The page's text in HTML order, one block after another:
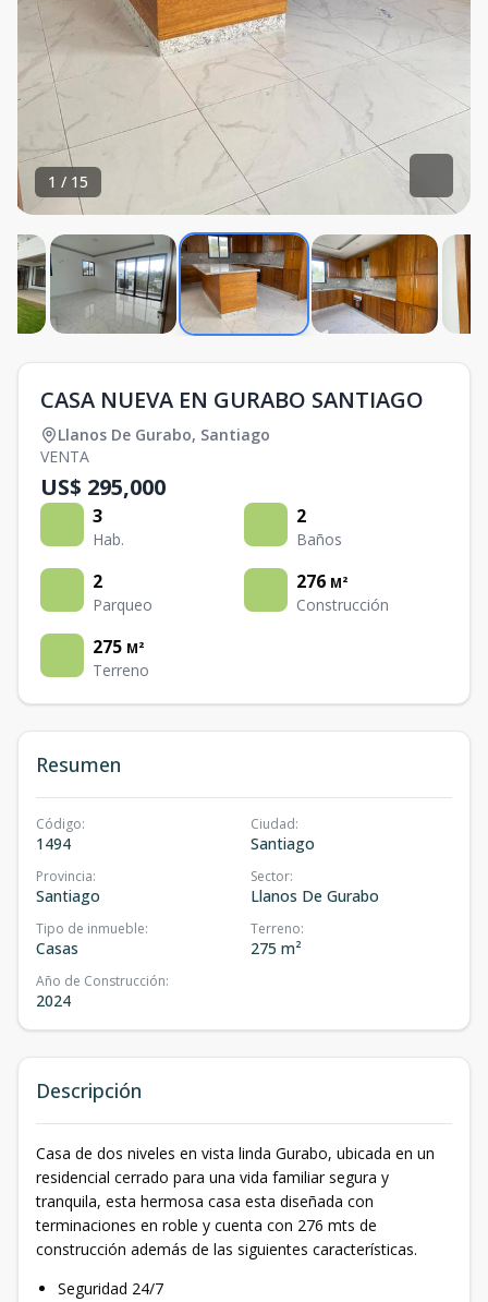
1 / 15
CASA NUEVA EN GURABO SANTIAGO
Llanos De Gurabo, Santiago
VENTA
US$ 295,000
3
Hab.
2
Baños
2
Parqueo
276 M²
Construcción
275 M²
Terreno
Resumen
Código:
1494
Ciudad:
Santiago
Provincia:
Santiago
Sector:
Llanos De Gurabo
Tipo de inmueble:
Casas
Terreno:
275 m²
Año de Construcción:
2024
Descripción
Casa de dos niveles en vista linda Gurabo, ubicada en un
residencial cerrado para una vida familiar segura y
tranquila, esta hermosa casa esta diseñada con
terminaciones en roble y cuenta con 276 mts de
construcción además de las siguientes características.
Seguridad 24/7